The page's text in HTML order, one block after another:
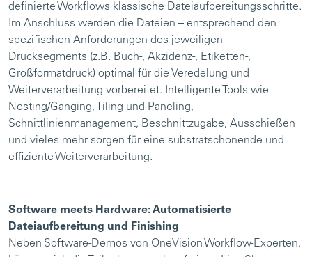
definierte Workflows klassische Dateiaufbereitungsschritte.
Im Anschluss werden die Dateien – entsprechend den
spezifischen Anforderungen des jeweiligen
Drucksegments (z.B. Buch-, Akzidenz-, Etiketten-,
Großformatdruck) optimal für die Veredelung und
Weiterverarbeitung vorbereitet. Intelligente Tools wie
Nesting/Ganging, Tiling und Paneling,
Schnittlinienmanagement, Beschnittzugabe, Ausschießen
und vieles mehr sorgen für eine substratschonende und
effiziente Weiterverarbeitung.
Software meets Hardware: Automatisierte
Dateiaufbereitung und Finishing
Neben Software-Demos von OneVision Workflow-Experten,